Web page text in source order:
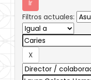
Filtros actuales: